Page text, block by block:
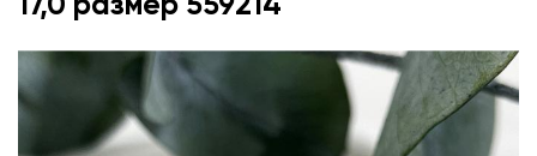
17,0 размер 559214